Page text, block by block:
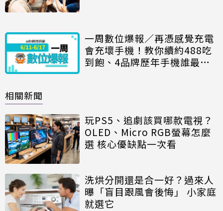
一周數位爆報／再憑感覺充電
會充壞手機！教你續約488吃
到飽、4品牌歷年手機誰最
相關新聞
玩PS5、追劇該買哪款電視？
OLED、Micro RGB螢幕怎麼
選 核心優缺點一次看
洗烘分開還是合一好？過來人
曝「盲目跟風會後悔」 小家庭
就選它